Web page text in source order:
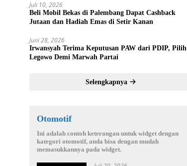
Juli 10, 2026
Beli Mobil Bekas di Palembang Dapat Cashback
Jutaan dan Hadiah Emas di Setir Kanan
Juni 28, 2026
Irwansyah Terima Keputusan PAW dari PDIP, Pilih
Legowo Demi Marwah Partai
Selengkapnya
Otomotif
Ini adalah contoh keterangan untuk widget dengan
kategori otomotif, anda bisa dengan mudah
memasukkannya pada widget.